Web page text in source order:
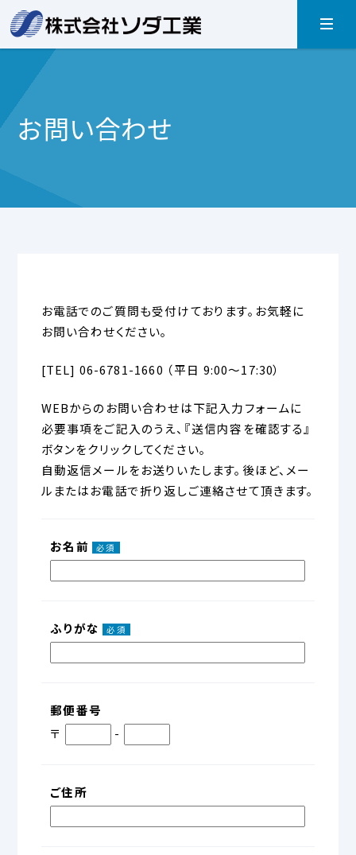
お問い合わせ
お電話でのご質問も受付けております。お気軽に
お問い合わせください。
[TEL] 06-6781-1660 （平日 9:00～17:30）
WEBからのお問い合わせは下記入力フォームに
必要事項をご記入のうえ、『送信内容を確認する』
ボタンをクリックしてください。
自動返信メールをお送りいたします。後ほど、メー
ルまたはお電話で折り返しご連絡させて頂きます。
お名前 必須
ふりがな 必須
郵便番号
〒
-
ご住所